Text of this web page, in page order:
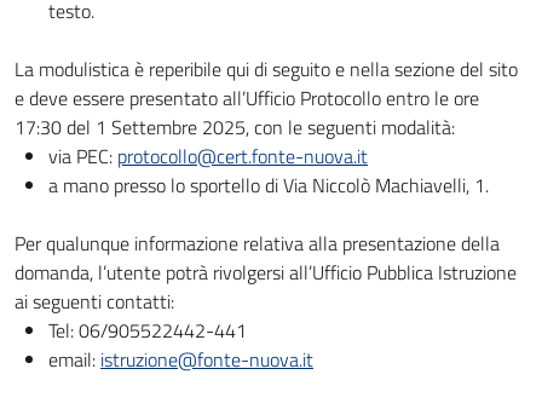
testo.
La modulistica è reperibile qui di seguito e nella sezione del sito
e deve essere presentato all’Ufficio Protocollo entro le ore
17:30 del 1 Settembre 2025, con le seguenti modalità:
via PEC: protocollo@cert.fonte-nuova.it
a mano presso lo sportello di Via Niccolò Machiavelli, 1.
Per qualunque informazione relativa alla presentazione della
domanda, l’utente potrà rivolgersi all’Ufficio Pubblica Istruzione
ai seguenti contatti:
Tel: 06/905522442-441
email: istruzione@fonte-nuova.it